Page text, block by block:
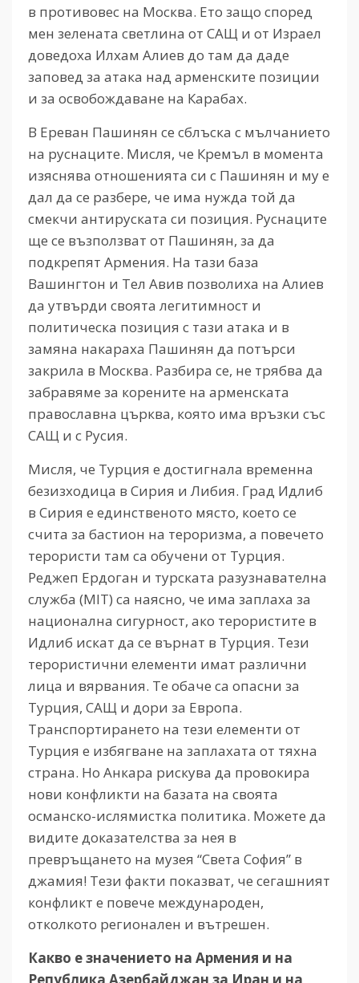
в противовес на Москва. Ето защо според
мен зелената светлина от САЩ и от Израел
доведоха Илхам Алиев до там да даде
заповед за атака над арменските позиции
и за освобождаване на Карабах.
В Ереван Пашинян се сблъска с мълчанието
на руснаците. Мисля, че Кремъл в момента
изяснява отношенията си с Пашинян и му е
дал да се разбере, че има нужда той да
смекчи антируската си позиция. Руснаците
ще се възползват от Пашинян, за да
подкрепят Армения. На тази база
Вашингтон и Тел Авив позволиха на Алиев
да утвърди своята легитимност и
политическа позиция с тази атака и в
замяна накараха Пашинян да потърси
закрила в Москва. Разбира се, не трябва да
забравяме за корените на арменската
православна църква, която има връзки със
САЩ и с Русия.
Мисля, че Турция е достигнала временна
безизходица в Сирия и Либия. Град Идлиб
в Сирия е единственото място, което се
счита за бастион на тероризма, а повечето
терористи там са обучени от Турция.
Реджеп Ердоган и турската разузнавателна
служба (MIT) са наясно, че има заплаха за
национална сигурност, ако терористите в
Идлиб искат да се върнат в Турция. Тези
терористични елементи имат различни
лица и вярвания. Те обаче са опасни за
Турция, САЩ и дори за Европа.
Транспортирането на тези елементи от
Турция е избягване на заплахата от тяхна
страна. Но Анкара рискува да провокира
нови конфликти на базата на своята
османско-ислямистка политика. Можете да
видите доказателства за нея в
превръщането на музея “Света София” в
джамия! Тези факти показват, че сегашният
конфликт е повече международен,
отколкото регионален и вътрешен.
Какво е значението на Армения и на
Република Азербайджан за Иран и на